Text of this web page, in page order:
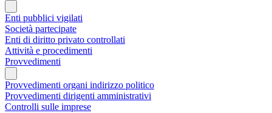
Enti pubblici vigilati
Società partecipate
Enti di diritto privato controllati
Attività e procedimenti
Provvedimenti
Provvedimenti organi indirizzo politico
Provvedimenti dirigenti amministrativi
Controlli sulle imprese